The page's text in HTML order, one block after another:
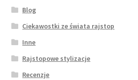
Blog
Ciekawostki ze świata rajstop
Inne
Rajstopowe stylizacje
Recenzje